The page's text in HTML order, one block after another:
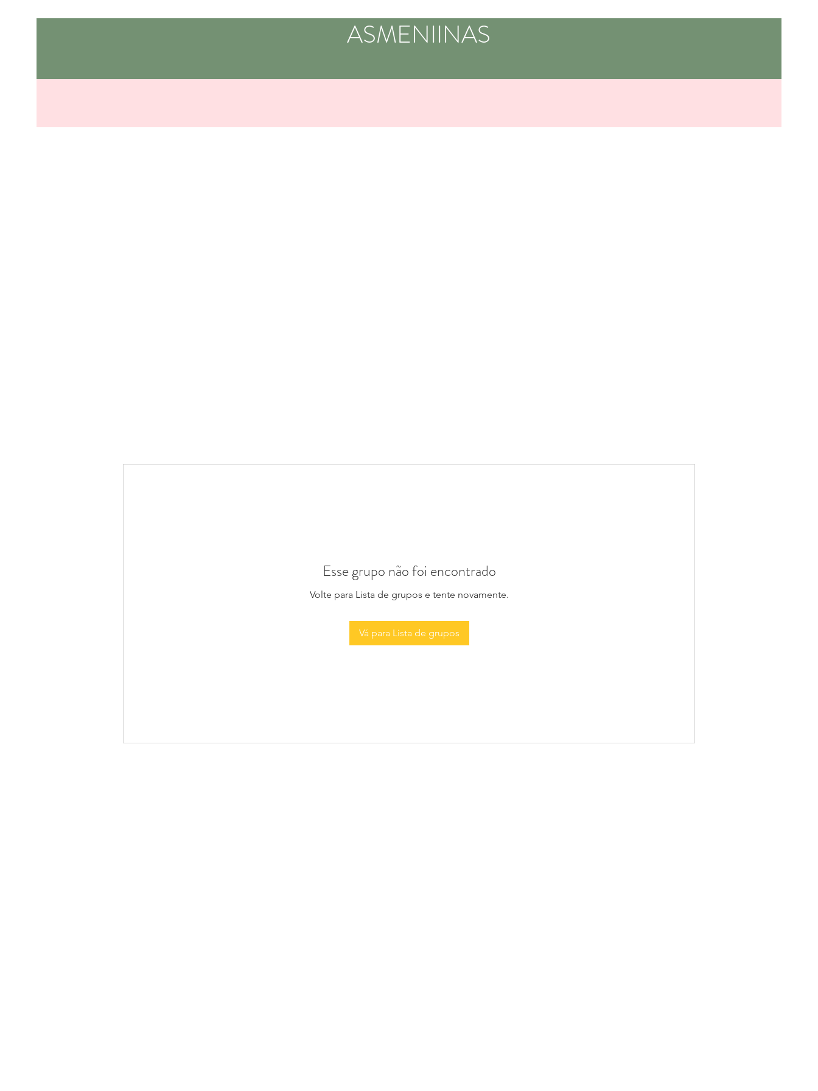
ASMENIINAS
Esse grupo não foi encontrado
Volte para Lista de grupos e tente novamente.
Vá para Lista de grupos